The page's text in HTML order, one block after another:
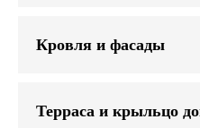
Кровля и фасады
Терраса и крыльцо